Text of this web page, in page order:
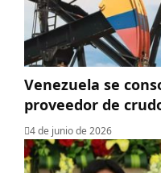
Venezuela se
proveedor de
4 de junio de 2026